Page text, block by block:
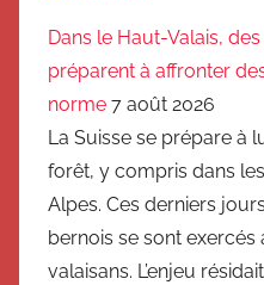
Dans le Haut-Valais,
préparent à affronter
norme 7 août 2026
La Suisse se prépare à
forêt, y compris dans
Alpes. Ces derniers
bernois se sont
valaisans. L’enjeu